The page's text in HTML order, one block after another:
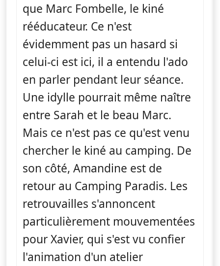
que Marc Fombelle, le kiné
rééducateur. Ce n'est
évidemment pas un hasard si
celui-ci est ici, il a entendu l'ado
en parler pendant leur séance.
Une idylle pourrait même naître
entre Sarah et le beau Marc.
Mais ce n'est pas ce qu'est venu
chercher le kiné au camping. De
son côté, Amandine est de
retour au Camping Paradis. Les
retrouvailles s'annoncent
particulièrement mouvementées
pour Xavier, qui s'est vu confier
l'animation d'un atelier